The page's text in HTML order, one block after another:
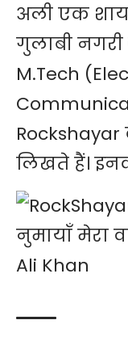
अली एक
गुलाबी
M.Tech
Rockshayar
लिखते हैं।